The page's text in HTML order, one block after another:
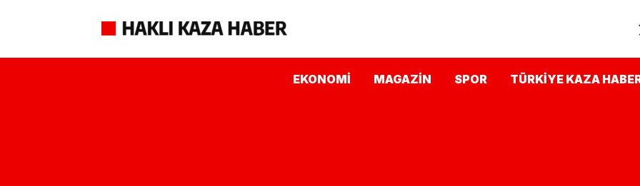
EKONOMI MAGAZIN SPOR TÜRKIYE KAZA